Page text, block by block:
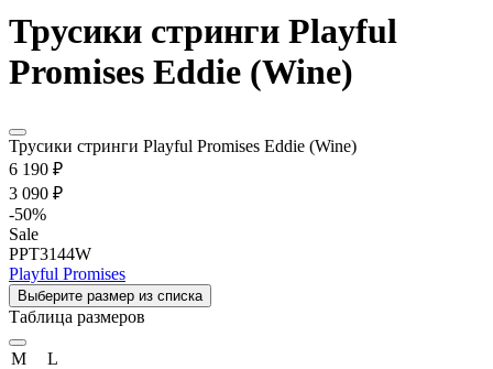
Трусики стринги Playful
Promises Eddie (Wine)
Трусики стринги Playful Promises Eddie (Wine)
6 190 ₽
3 090 ₽
-50%
Sale
PPT3144W
Playful Promises
Выберите размер из списка
Таблица размеров
M L